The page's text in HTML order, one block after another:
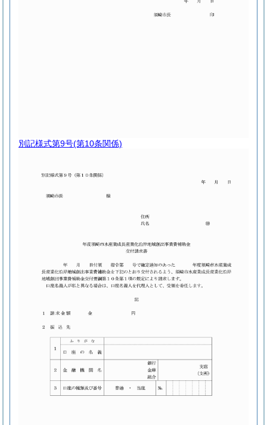
別記様式第9号(第10条関係)